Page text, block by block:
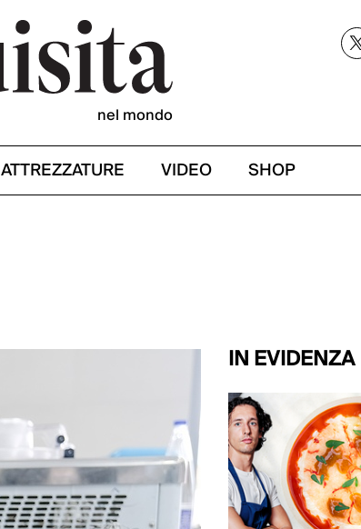
nel mondo
ATTREZZATURE VIDEO SHOP
IN EVIDENZA